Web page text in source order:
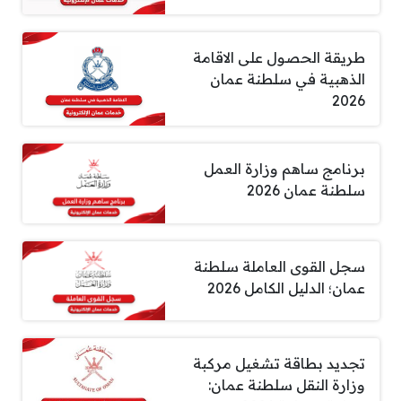
طريقة الحصول على الاقامة
الذهبية في سلطنة عمان
2026
برنامج ساهم وزارة العمل
سلطنة عمان 2026
سجل القوى العاملة سلطنة
عمان؛ الدليل الكامل 2026
تجديد بطاقة تشغيل مركبة
وزارة النقل سلطنة عمان: